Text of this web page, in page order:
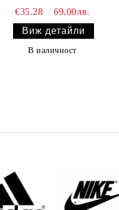
€35.28
69.00лв.
Виж детайли
В наличност